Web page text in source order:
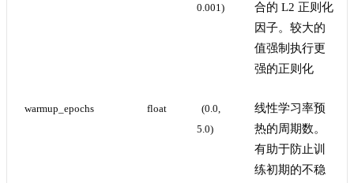
0.001)
合的 L2 正则化
因子。较大的
值强制执行更
强的正则化
warmup_epochs float
(0.0,
5.0)
线性学习率预
热的周期数。
有助于防止训
练初期的不稳